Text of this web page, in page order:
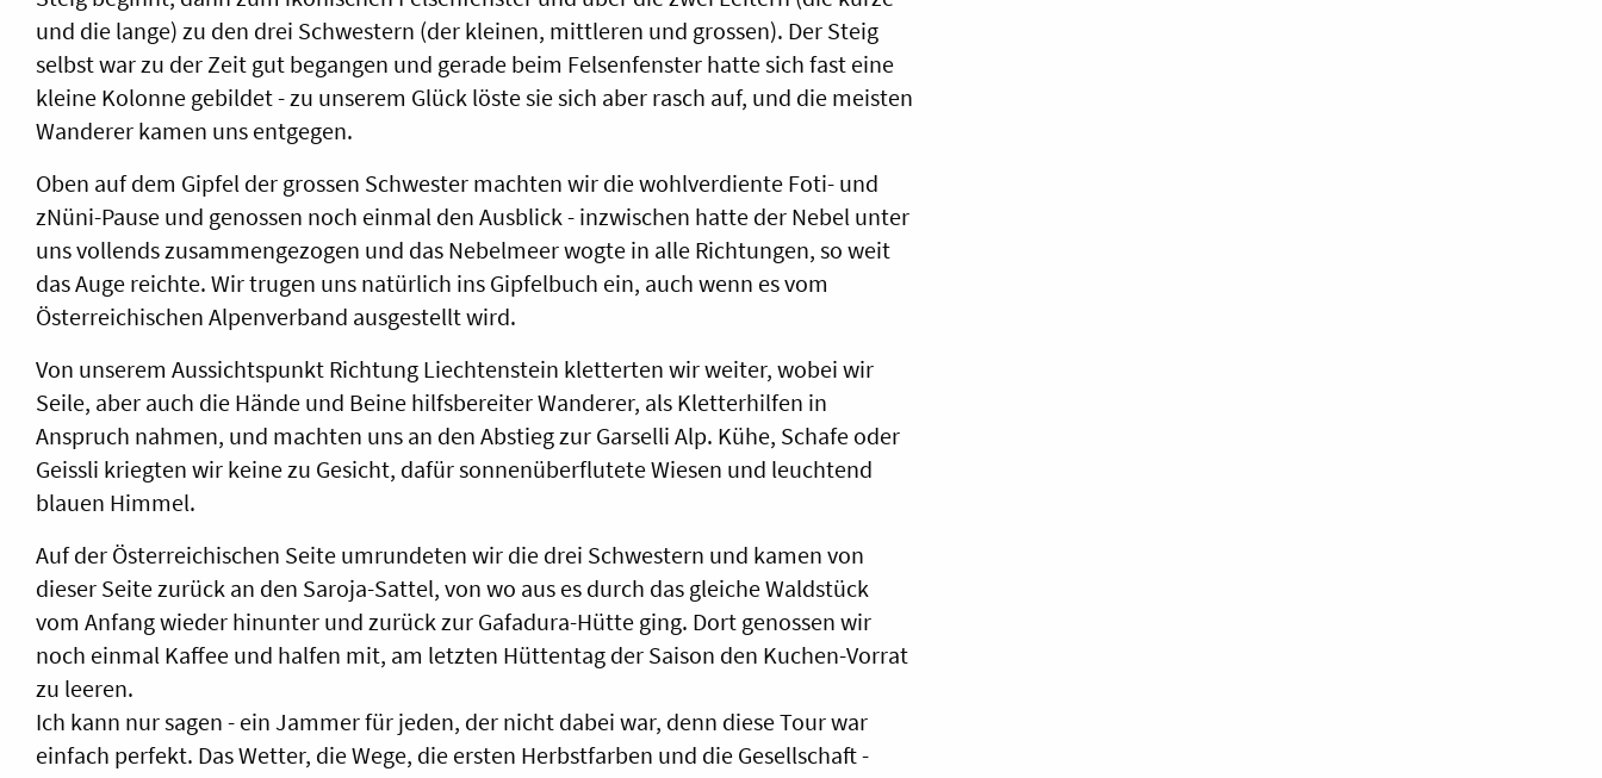
und die lange) zu den drei Schwestern (der kleinen, mittleren und grossen). Der Steig
selbst war zu der Zeit gut begangen und gerade beim Felsenfenster hatte sich fast eine
kleine Kolonne gebildet - zu unserem Glück löste sie sich aber rasch auf, und die meisten
Wanderer kamen uns entgegen.
Oben auf dem Gipfel der grossen Schwester machten wir die wohlverdiente Foti- und
zNüni-Pause und genossen noch einmal den Ausblick - inzwischen hatte der Nebel unter
uns vollends zusammengezogen und das Nebelmeer wogte in alle Richtungen, so weit
das Auge reichte. Wir trugen uns natürlich ins Gipfelbuch ein, auch wenn es vom
Österreichischen Alpenverband ausgestellt wird.
Von unserem Aussichtspunkt Richtung Liechtenstein kletterten wir weiter, wobei wir
Seile, aber auch die Hände und Beine hilfsbereiter Wanderer, als Kletterhilfen in
Anspruch nahmen, und machten uns an den Abstieg zur Garselli Alp. Kühe, Schafe oder
Geissli kriegten wir keine zu Gesicht, dafür sonnenüberflutete Wiesen und leuchtend
blauen Himmel.
Auf der Österreichischen Seite umrundeten wir die drei Schwestern und kamen von
dieser Seite zurück an den Saroja-Sattel, von wo aus es durch das gleiche Waldstück
vom Anfang wieder hinunter und zurück zur Gafadura-Hütte ging. Dort genossen wir
noch einmal Kaffee und halfen mit, am letzten Hüttentag der Saison den Kuchen-Vorrat
zu leeren.
Ich kann nur sagen - ein Jammer für jeden, der nicht dabei war, denn diese Tour war
einfach perfekt. Das Wetter, die Wege, die ersten Herbstfarben und die Gesellschaft -